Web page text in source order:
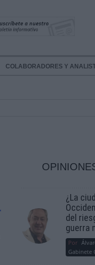
COLABORADORES Y
¿La
del
guerra
Por
Gabinete